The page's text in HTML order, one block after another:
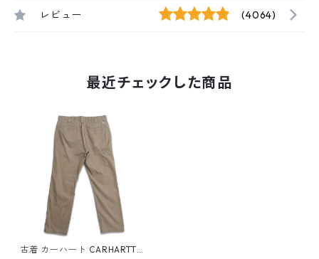
レビュー (4064)
最近チェックした商品
古着 カーハート CARHARTT